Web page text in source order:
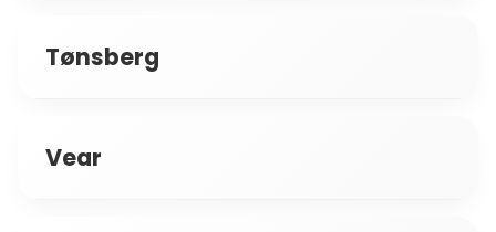
Tønsberg
Vear